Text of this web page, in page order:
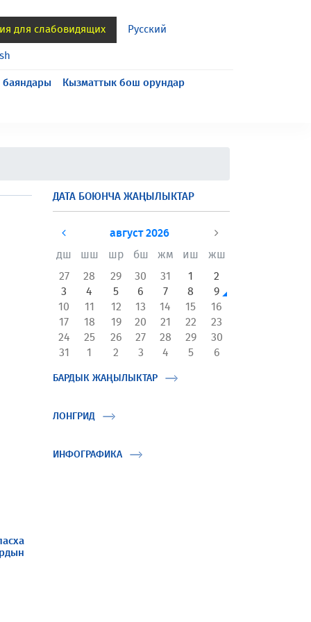
для слабовидящих Русский
Кызматтык бош орундар
ДАТА БОЮНЧА ЖАҢЫЛЫКТАР
август 2026
дш
шш шр бш жм иш
жш
27
28 29 30 31 1
2
3
4 5 6 7 8
9
10
11 12 13 14 15
16
17
18 19 20 21 22
23
24
25 26 27 28 29
30
31
1 2 3 4 5 6
БАРДЫК ЖАҢЫЛЫКТАР
ЛОНГРИД
ИНФОГРАФИКА